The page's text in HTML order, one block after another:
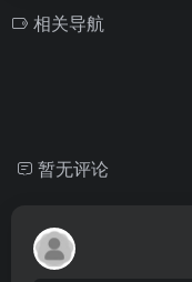
相关导航
暂无评论